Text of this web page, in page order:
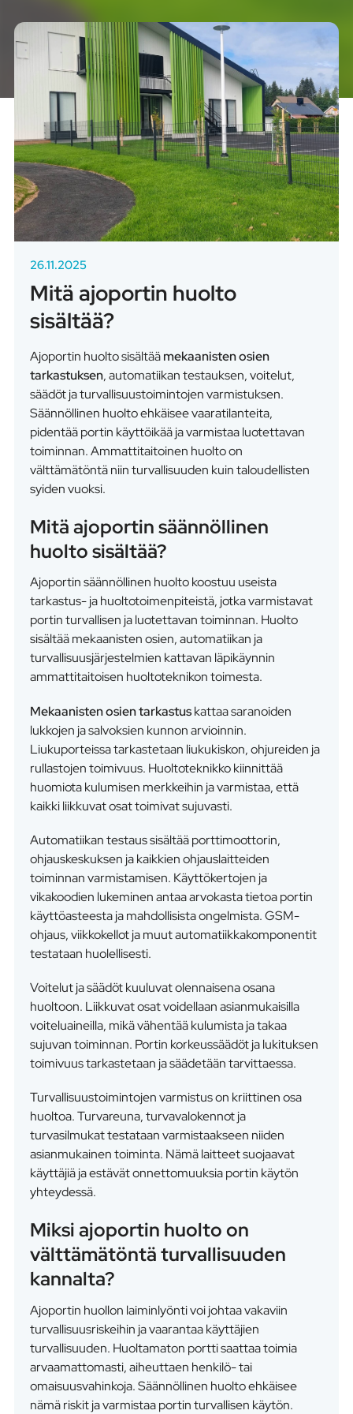
26.11.2025
Mitä ajoportin huolto
sisältää?
Ajoportin huolto sisältäämekaanisten osien
tarkastuksen, automatiikan testauksen, voitelut,
säädöt ja turvallisuustoimintojen varmistuksen.
Säännöllinen huolto ehkäisee vaaratilanteita,
pidentää portin käyttöikää ja varmistaa luotettavan
toiminnan. Ammattitaitoinen huolto on
välttämätöntä niin turvallisuuden kuin taloudellisten
syiden vuoksi.
Mitä ajoportin säännöllinen
huolto sisältää?
Ajoportin säännöllinen huolto koostuu useista
tarkastus- ja huoltotoimenpiteistä, jotka varmistavat
portin turvallisen ja luotettavan toiminnan. Huolto
sisältää mekaanisten osien, automatiikan ja
turvallisuusjärjestelmien kattavan läpikäynnin
ammattitaitoisen huoltoteknikon toimesta.
Mekaanisten osien tarkastuskattaa saranoiden
lukkojen ja salvoksien kunnon arvioinnin.
Liukuporteissa tarkastetaan liukukiskon, ohjureiden ja
rullastojen toimivuus. Huoltoteknikko kiinnittää
huomiota kulumisen merkkeihin ja varmistaa, että
kaikki liikkuvat osat toimivat sujuvasti.
Automatiikan testaus sisältää porttimoottorin,
ohjauskeskuksen ja kaikkien ohjauslaitteiden
toiminnan varmistamisen. Käyttökertojen ja
vikakoodien lukeminen antaa arvokasta tietoa portin
käyttöasteesta ja mahdollisista ongelmista. GSM-
ohjaus, viikkokellot ja muut automatiikkakomponentit
testataan huolellisesti.
Voitelut ja säädöt kuuluvat olennaisena osana
huoltoon. Liikkuvat osat voidellaan asianmukaisilla
voiteluaineilla, mikä vähentää kulumista ja takaa
sujuvan toiminnan. Portin korkeussäädöt ja lukituksen
toimivuus tarkastetaan ja säädetään tarvittaessa.
Turvallisuustoimintojen varmistus on kriittinen osa
huoltoa. Turvareuna, turvavalokennot ja
turvasilmukat testataan varmistaakseen niiden
asianmukainen toiminta. Nämä laitteet suojaavat
käyttäjiä ja estävät onnettomuuksia portin käytön
yhteydessä.
Miksi ajoportin huolto on
välttämätöntä turvallisuuden
kannalta?
Ajoportin huollon laiminlyönti voi johtaa vakaviin
turvallisuusriskeihin ja vaarantaa käyttäjien
turvallisuuden. Huoltamaton portti saattaa toimia
arvaamattomasti, aiheuttaen henkilö- tai
omaisuusvahinkoja. Säännöllinen huolto ehkäisee
nämä riskit ja varmistaa portin turvallisen käytön.